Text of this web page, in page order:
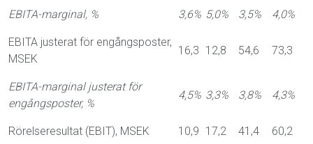
EBITA-marginal, % 3,6% 5,0% 3,5% 4,0%
EBITA justerat för engångsposter,
MSEK
16,3 12,8 54,6 73,3
EBITA-marginal justerat för
engångsposter, %
4,5% 3,3% 3,8% 4,3%
Rörelseresultat (EBIT), MSEK 10,9 17,2 41,4 60,2